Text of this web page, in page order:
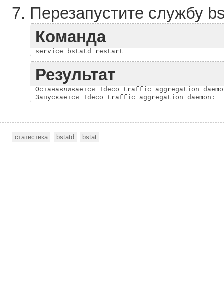
Перезапустите службу
Команда
Результат
Останавливается Ideco traffic aggregation
статистика bstatd bstat